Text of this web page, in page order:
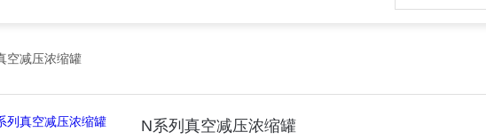
空减压浓缩罐
N系列真空减压浓缩罐